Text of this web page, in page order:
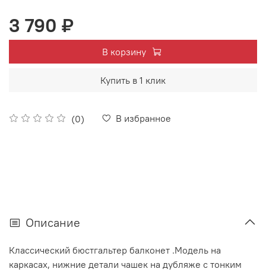
(0) В избранное
3 790 ₽
В корзину
Купить в 1 клик
Описание
Классический бюстгальтер балконет .Модель на
каркасах, нижние детали чашек на дубляже с тонким